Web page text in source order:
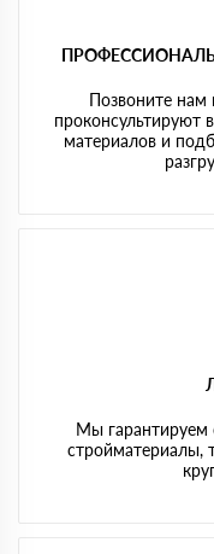
Позвоните нам
проконсультируют
материалов и
Мы гарантируем
стройматериалы,